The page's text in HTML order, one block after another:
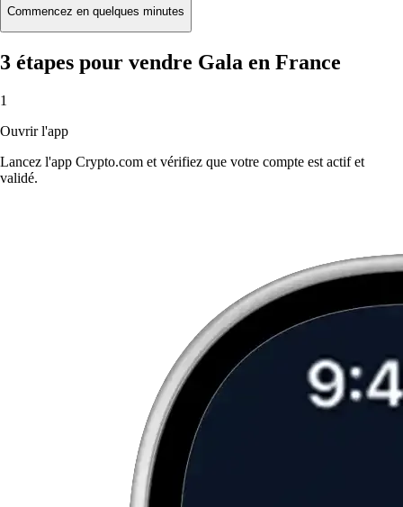
Commencez en quelques minutes
3 étapes pour vendre Gala en France
1
Ouvrir l'app
Lancez l'app Crypto.com et vérifiez que votre compte est actif et
validé.